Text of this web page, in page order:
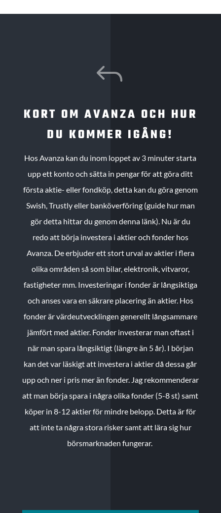
J
KORT OM AVANZA OCH HUR
DU KOMMER IGÅNG!
Hos Avanza kan du inom loppet av 3 minuter starta
upp ett konto och sätta in pengar för att göra ditt
första aktie- eller fondköp, detta kan du göra genom
Swish, Trustly eller banköverföring (guide hur man
gör detta hittar du genom denna länk). Nu är du
redo att börja investera i aktier och fonder hos
Avanza. De erbjuder ett stort urval av aktier i flera
olika områden så som bilar, elektronik, vitvaror,
fastigheter mm. Investeringar i fonder är långsiktiga
och anses vara en säkrare placering än aktier. Hos
fonder är värdeutvecklingen generellt långsammare
jämfört med aktier. Fonder investerar man oftast i
när man spara långsiktigt (längre än 5 år). I början
kan det var läskigt att investera i aktier då dessa går
upp och ner i pris mer än fonder. Jag rekommenderar
att man börja spara i några olika fonder (5-8 st) samt
köper in 8-12 aktier för mindre belopp. Detta är för
att inte ta några stora risker samt att lära sig hur
börsmarknaden fungerar.